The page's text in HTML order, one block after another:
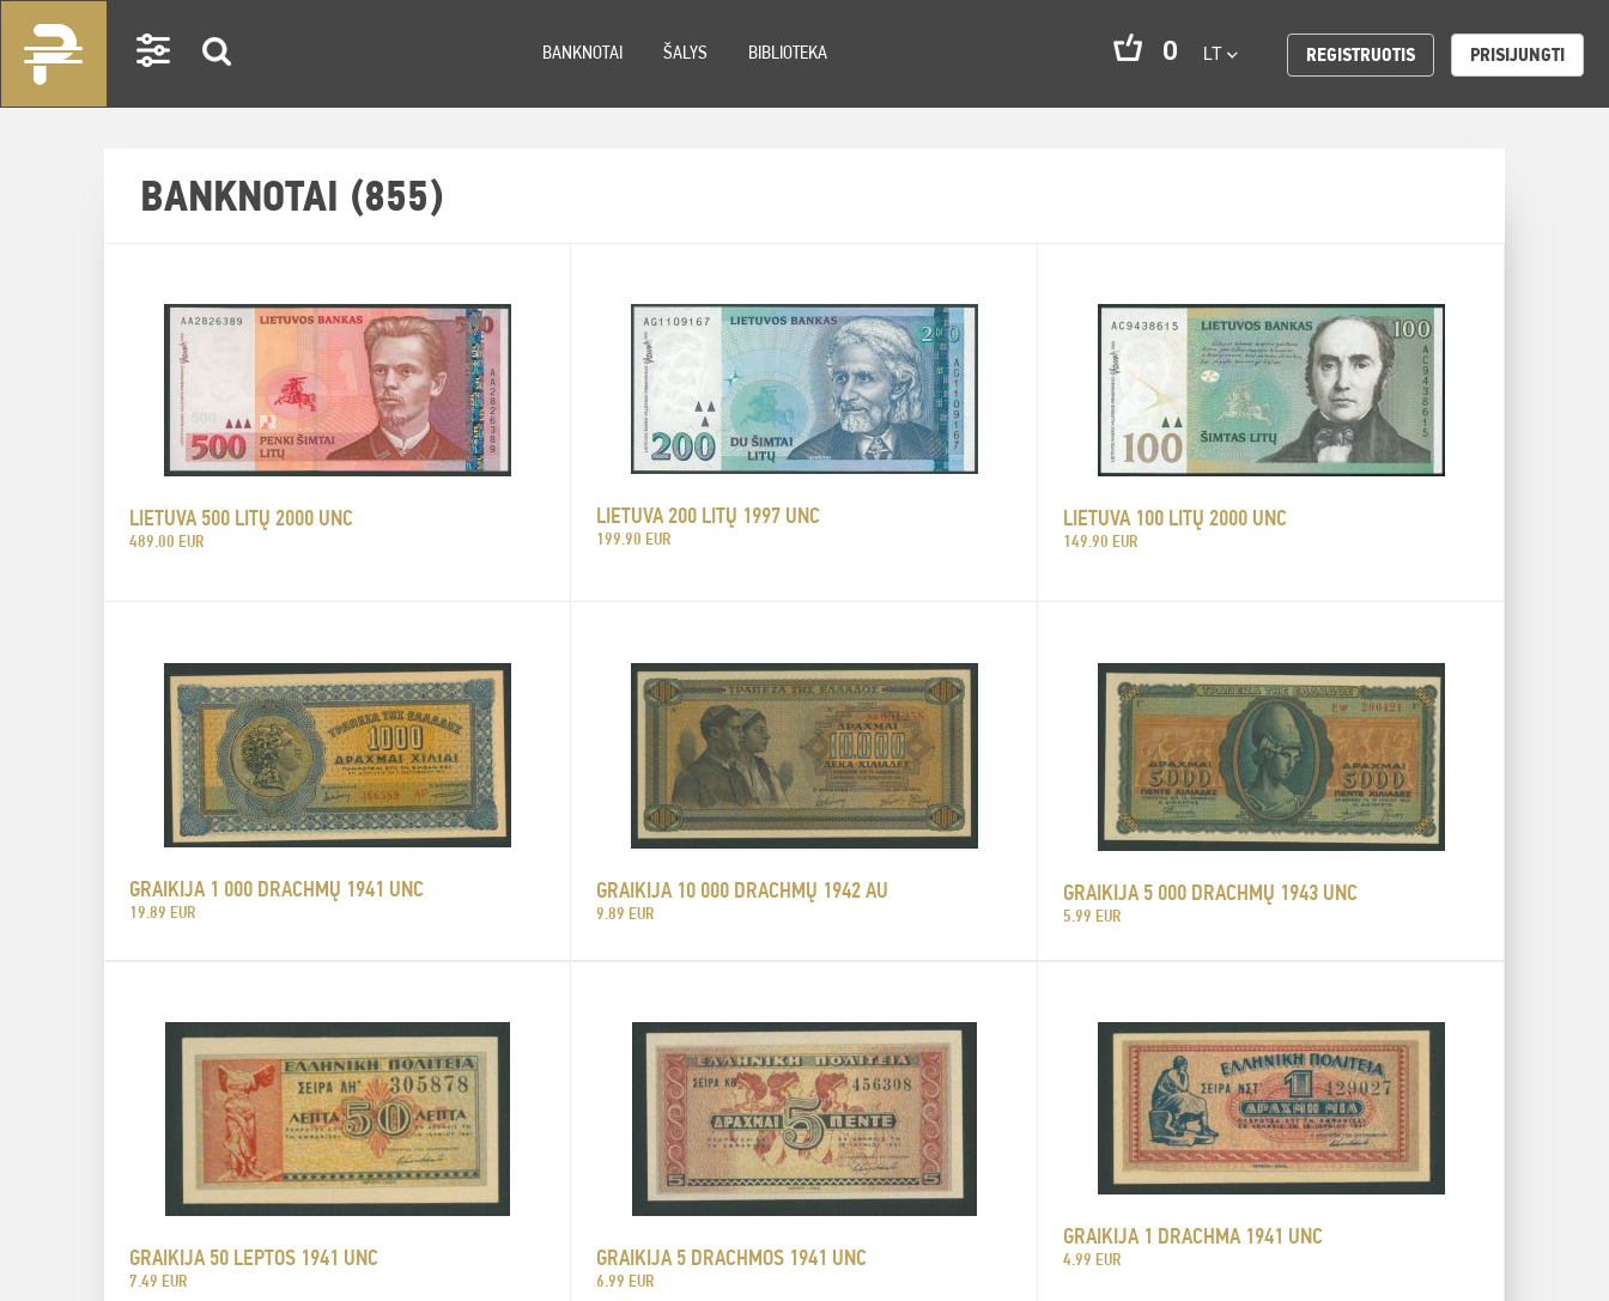
BANKNOTAI ŠALYS BIBLIOTEKA 0 LT REGISTRUOTIS PRISIJUNGTI
BANKNOTAI (855)
LIETUVA 500 LITŲ 2000 UNC
489.00 EUR
LIETUVA 200 LITŲ 1997 UNC
199.90 EUR
LIETUVA 100 LITŲ 2000 UNC
149.90 EUR
GRAIKIJA 1 000 DRACHMŲ 1941 UNC
19.89 EUR
GRAIKIJA 10 000 DRACHMŲ 1942 AU
9.89 EUR
GRAIKIJA 5 000 DRACHMŲ 1943 UNC
5.99 EUR
GRAIKIJA 50 LEPTOS 1941 UNC
7.49 EUR
GRAIKIJA 5 DRACHMOS 1941 UNC
6.99 EUR
GRAIKIJA 1 DRACHMA 1941 UNC
4.99 EUR